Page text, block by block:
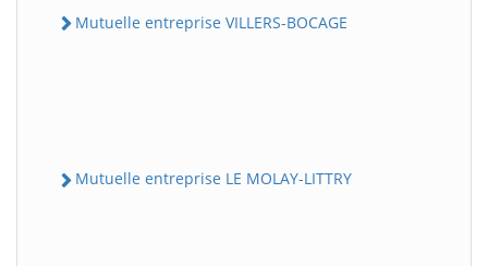
Mutuelle entreprise VILLERS-BOCAGE
Mutuelle entreprise LE MOLAY-LITTRY